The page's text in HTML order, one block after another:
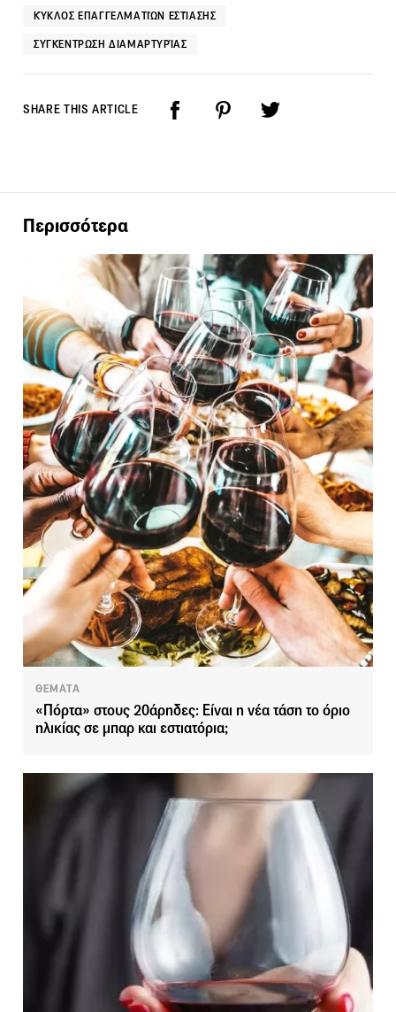
ΚΎΚΛΟΣ ΕΠΑΓΓΕΛΜΑΤΙΏΝ ΕΣΤΊΑΣΗΣ
ΣΥΓΚΈΝΤΡΩΣΗ ΔΙΑΜΑΡΤΥΡΊΑΣ
SHARE THIS ARTICLE
Περισσότερα
ΘΕΜΑΤΑ
«Πόρτα» στους 20άρηδες: Είναι η νέα τάση το όριο
ηλικίας σε μπαρ και εστιατόρια;